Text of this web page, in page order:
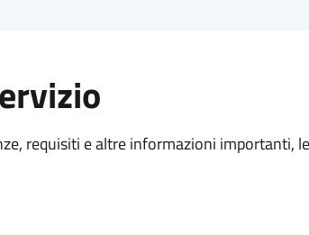
requisiti e altre informazioni importanti,